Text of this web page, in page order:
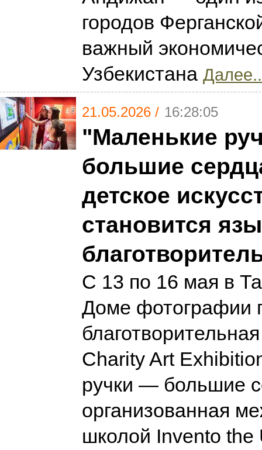
городов
важный
Узбекистана
21.05.2026 / 16:28:05
"Маленькие
большие
детское
становится
С 13 по 16 мая в
Доме фотографии
Charity Art
ручки — большие
организованная
школой Invento the